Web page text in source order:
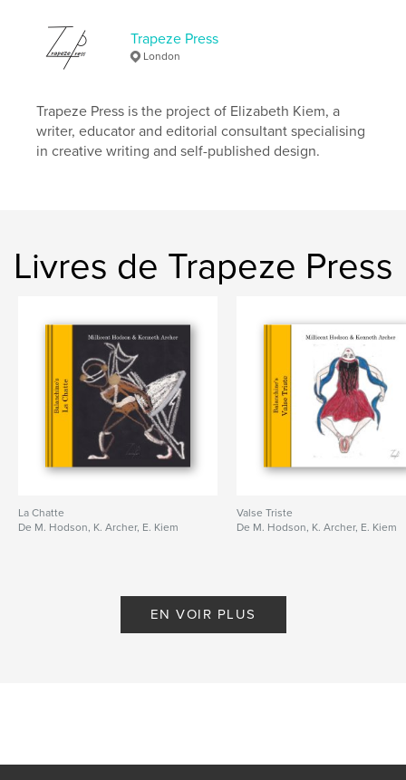
LangueEnglish
Mots-clés
ballet
Trapeze Press
London
Trapeze Press is the project of Elizabeth Kiem, a
writer, educator and editorial consultant specialising
in creative writing and self-published design.
Livres de Trapeze Press
La Chatte
De M. Hodson, K. Archer, E. Kiem
Valse Triste
De M. Hodson, K. Archer, E. Kiem
EN VOIR PLUS